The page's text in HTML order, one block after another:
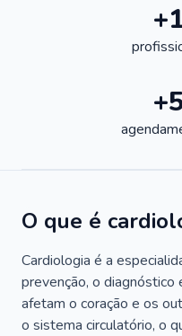
O que é
Cardiologia é a
prevenção, o
afetam o coração e os
o sistema circulatório, o